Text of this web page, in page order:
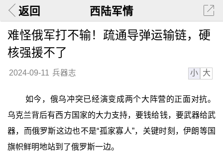
返回 西陆军情
难怪俄军打不输！疏通导弹运输链，硬
核强援不了
2024-09-11 兵器志 小 大
如今，俄乌冲突已经演变成两个大阵营的正面对抗。
乌克兰背后有西方国家的大力支持，要钱给钱，要武器给武
器，而俄罗斯这边也不是“孤家寡人”，关键时刻，伊朗等国
旗帜鲜明地站到了俄罗斯一边。